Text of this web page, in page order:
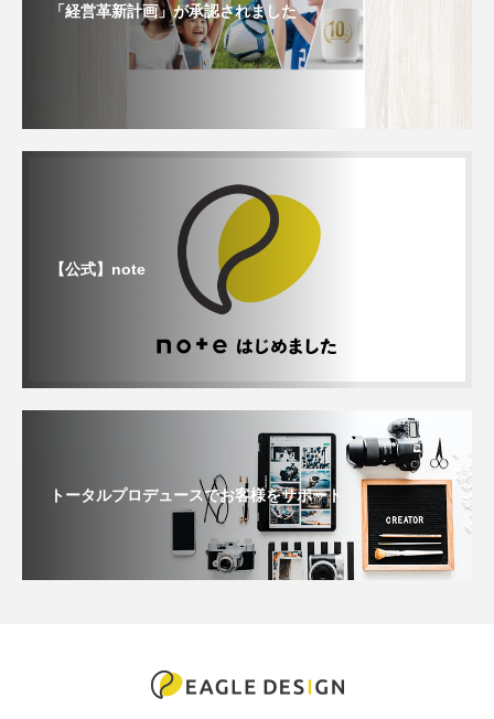
「経営革新計画」が承認されました
【公式】note
トータルプロデュースでお客様をサポート